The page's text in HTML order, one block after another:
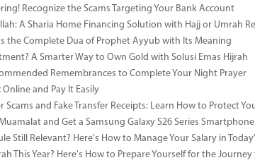
Recognize the Scams Targeting Your Bank Account
A Sharia Home Financing Solution with Hajj or Umrah
the Complete Dua of Prophet Ayyub with Its Meaning
A Smarter Way to Own Gold with Solusi Emas Hijrah
Remembrances to Complete Your Night Prayer
Online and Pay It Easily
Scams and Fake Transfer Receipts: Learn How to Protect
and Get a Samsung Galaxy S26 Series Smartphone
Still Relevant? Here's How to Manage Your Salary in
This Year? Here's How to Prepare Yourself for the